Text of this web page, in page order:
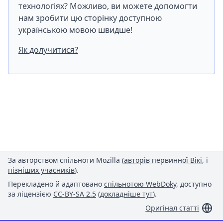
технологіях? Можливо, ви можете допомогти
нам зробити цю сторінку доступною
українською мовою швидше!
Як долучитися?
За авторством спільноти Mozilla (авторів первинної Вікі, і
пізніших учасників).
Перекладено й адаптовано спільнотою WebDoky, доступно
за ліцензією CC-BY-SA 2.5 (докладніше тут).
Оригінал статті